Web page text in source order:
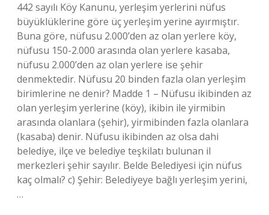
442 sayılı Köy Kanunu, yerleşim yerlerini nüfus
büyüklüklerine göre üç yerleşim yerine ayırmıştır.
Buna göre, nüfusu 2.000’den az olan yerlere köy,
nüfusu 150-2.000 arasında olan yerlere kasaba,
nüfusu 2.000’den az olan yerlere ise şehir
denmektedir. Nüfusu 20 binden fazla olan yerleşim
birimlerine ne denir? Madde 1 – Nüfusu ikibinden az
olan yerleşim yerlerine (köy), ikibin ile yirmibin
arasında olanlara (şehir), yirmibinden fazla olanlara
(kasaba) denir. Nüfusu ikibinden az olsa dahi
belediye, ilçe ve belediye teşkilatı bulunan il
merkezleri şehir sayılır. Belde Belediyesi için nüfus
kaç olmalı? c) Şehir: Belediyeye bağlı yerleşim yerini,
…